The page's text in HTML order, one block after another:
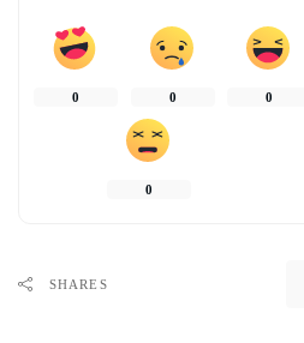
0 0 0
0
SHARES